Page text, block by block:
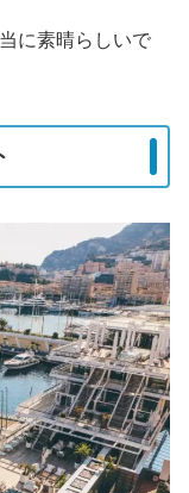
に素晴らしいで